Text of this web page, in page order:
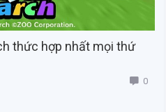
thức hợp nhất mọi thứ
0